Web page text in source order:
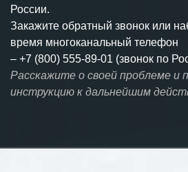
России.
Закажите обратный звонок или
время многоканальный телефон
– +7 (800) 555-89-01 (звонок по
Расскажите о своей проблеме и
инструкцию к дальнейшим